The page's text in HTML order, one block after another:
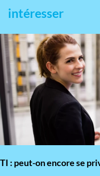
intéresser
TI : peut-on encore se